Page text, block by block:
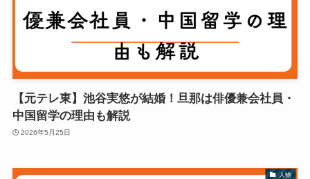
【元テレ東】池谷実悠が結婚！旦那は俳優兼会社員・
中国留学の理由も解説
2026年5月25日
人物